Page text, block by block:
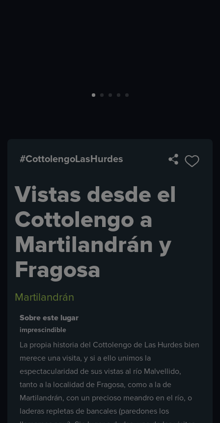
#CottolengoLasHurdes
Vistas desde el
Cottolengo a
Martilandrán y
Fragosa
Martilandrán
Sobre este lugar
imprescindible
La propia historia del Cottolengo de Las Hurdes bien
merece una visita, y si a ello unimos la
espectacularidad de sus vistas al río Malvellido,
tanto a la localidad de Fragosa, como a la de
Martilandrán, con un precioso meandro en el río, o
laderas repletas de bancales (paredones los